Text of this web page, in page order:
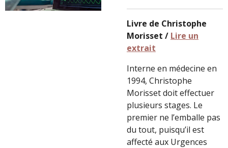
Livre de Christophe
Morisset / Lire un
extrait
Interne en médecine en
1994, Christophe
Morisset doit effectuer
plusieurs stages. Le
premier ne l’emballe pas
du tout, puisqu’il est
affecté aux Urgences